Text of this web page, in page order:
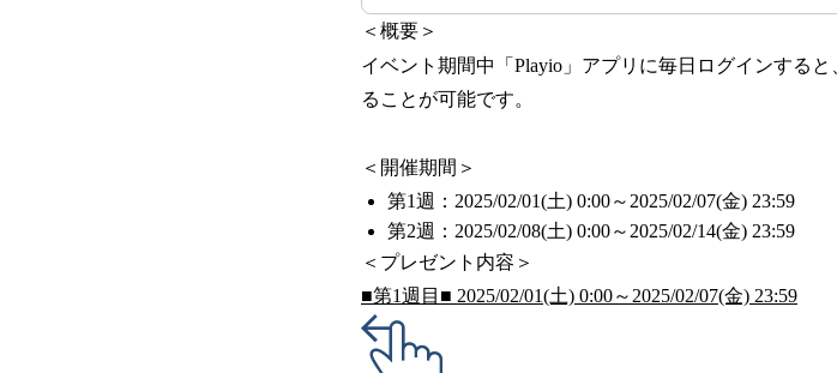
＜概要＞
イベント期間中「Playio」アプリに毎日ログインする
ることが可能です。
＜開催期間＞
第1週：2025/02/01(土) 0:00～2025/02/07(金) 23:59
第2週：2025/02/08(土) 0:00～2025/02/14(金) 23:59
＜プレゼント内容＞
■第1週目■ 2025/02/01(土) 0:00～2025/02/07(金) 23:59